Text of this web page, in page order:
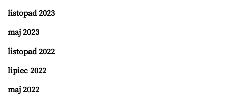
listopad 2023
maj 2023
listopad 2022
lipiec 2022
maj 2022